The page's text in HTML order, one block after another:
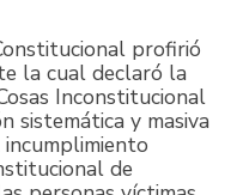
profirió
la cual declaró la
Inconstitucional
sistemática y masiva
de